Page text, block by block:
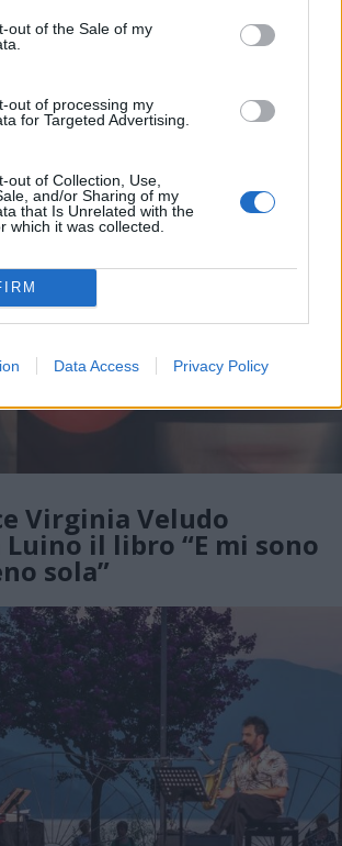
out of the Sale of my
out of processing my
for Targeted Advertising.
out of Collection, Use,
and/or Sharing of my
that Is Unrelated with the
which it was collected.
Data Access Privacy Policy
la maestra
Maspero: cento anni tra
Virginia Veludo
il libro “E mi sono
sola”